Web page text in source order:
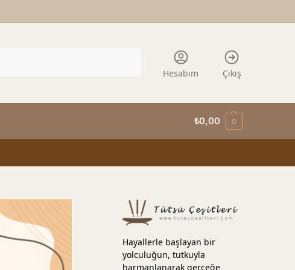
Hesabım Çıkış
₺0,00 0
Hayallerle başlayan bir
yolculuğun, tutkuyla
harmanlanarak gerçeğe